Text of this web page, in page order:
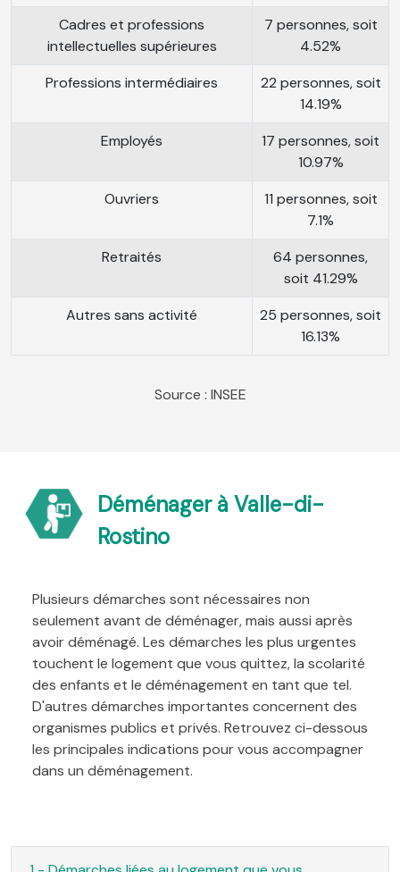
Cadres et professions
intellectuelles supérieures
7 personnes, soit
4.52%
Professions intermédiaires
22 personnes, soit
14.19%
Employés
17 personnes, soit
10.97%
Ouvriers
11 personnes, soit
7.1%
Retraités
64 personnes,
soit 41.29%
Autres sans activité
25 personnes, soit
16.13%
Source : INSEE
Déménager à Valle-di-
Rostino
Plusieurs démarches sont nécessaires non
seulement avant de déménager, mais aussi après
avoir déménagé. Les démarches les plus urgentes
touchent le logement que vous quittez, la scolarité
des enfants et le déménagement en tant que tel.
D'autres démarches importantes concernent des
organismes publics et privés. Retrouvez ci-dessous
les principales indications pour vous accompagner
dans un déménagement.